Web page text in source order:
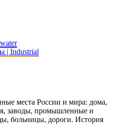
| Industrial
места России и мира: дома,
заводы, промышленные и
больницы, дороги. История